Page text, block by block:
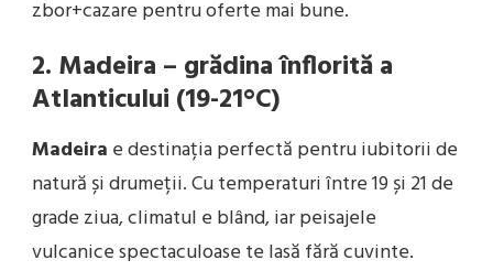
zbor+cazare pentru oferte mai bune.
2. Madeira – grădina înflorită a
Atlanticului (19-21°C)
Madeira e destinația perfectă pentru iubitorii de
natură și drumeții. Cu temperaturi între 19 și 21 de
grade ziua, climatul e blând, iar peisajele
vulcanice spectaculoase te lasă fără cuvinte.